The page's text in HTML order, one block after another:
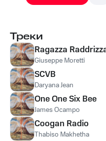
Треки
Ragazza
Giuseppe Moretti
SCVB
Daryana Jean
One One Six Bee
James Ocampo
Coogan Radio
Thabiso Makhetha